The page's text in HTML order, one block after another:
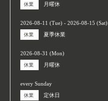
休業 月曜休
2026-08-11 (Tue) - 2026-08-15 (Sat)
休業 夏季休業
2026-08-31 (Mon)
休業 月曜休
every Sunday
休業 定休日